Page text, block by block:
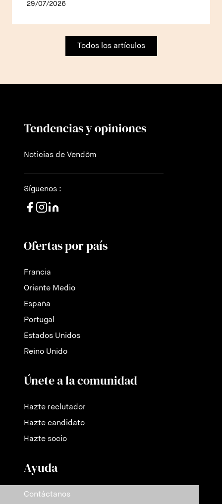
29/07/2026
Todos los artículos
Tendencias y opiniones
Noticias de Vendôm
Síguenos :
Ofertas por país
Francia
Oriente Medio
España
Portugal
Estados Unidos
Reino Unido
Únete a la comunidad
Hazte reclutador
Hazte candidato
Hazte socio
Ayuda
Contáctanos